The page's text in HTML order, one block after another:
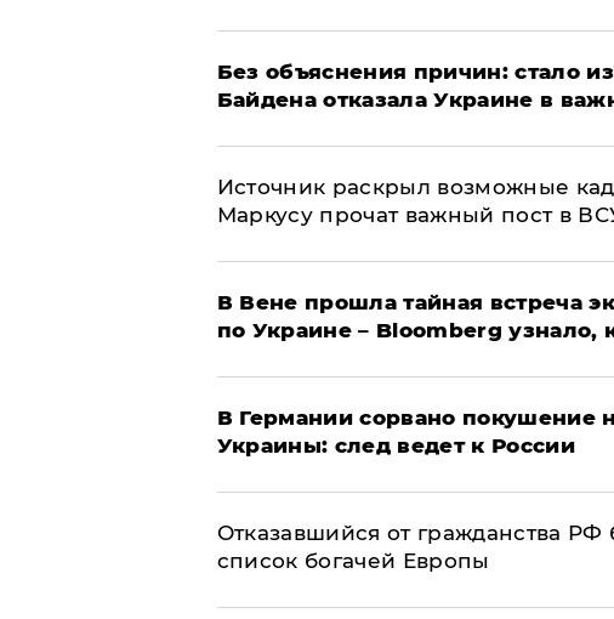
Без объяснения причин: стало
Байдена отказала Украине в
​Источник раскрыл возможные
Маркусу прочат важный пост в
В Вене прошла тайная встреча
по Украине – Bloomberg узнало,
​В Германии сорвано покушение
Украины: след ведет к России
Отказавшийся от гражданства РФ
список богачей Европы